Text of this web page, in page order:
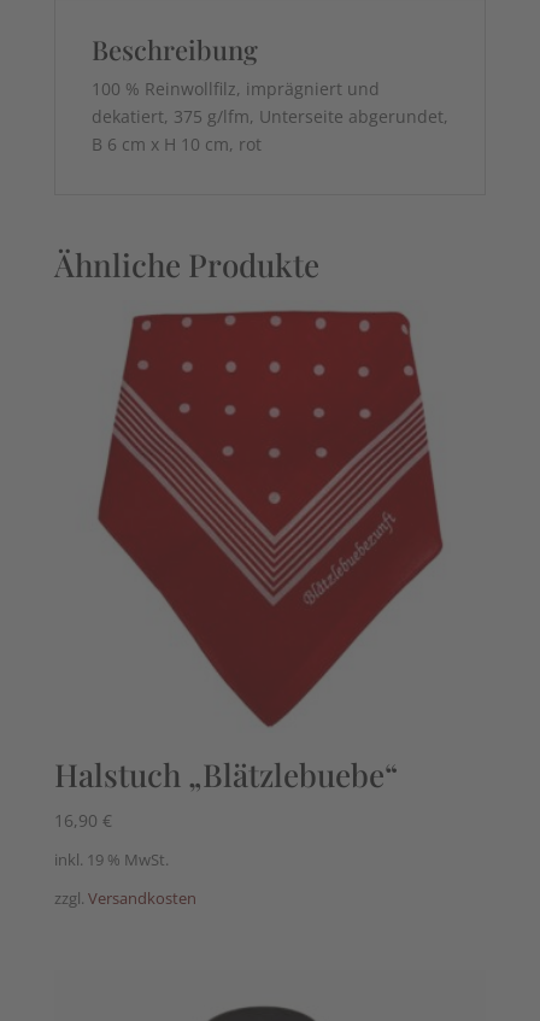
Beschreibung
100 % Reinwollfilz, imprägniert und
dekatiert, 375 g/lfm, Unterseite abgerundet,
B 6 cm x H 10 cm, rot
Ähnliche Produkte
Halstuch „Blätzlebuebe“
16,90 €
inkl. 19 % MwSt.
zzgl. Versandkosten